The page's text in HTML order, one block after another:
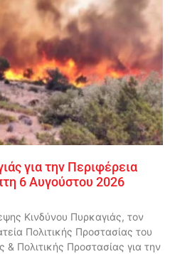
για την Περιφέρεια
6 Αυγούστου 2026
Κινδύνου Πυρκαγιάς, τον
Πολιτικής Προστασίας του
& Πολιτικής Προστασίας για την